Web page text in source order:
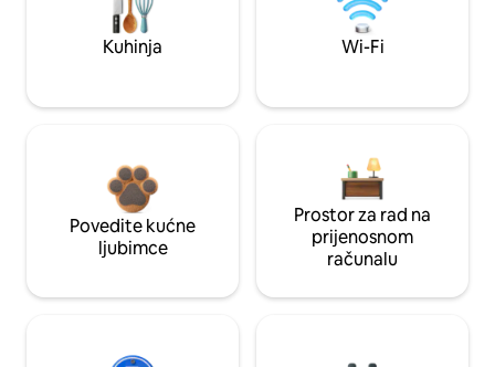
Kuhinja Wi-Fi
Povedite kućne
ljubimce
Prostor za rad na
prijenosnom
računalu